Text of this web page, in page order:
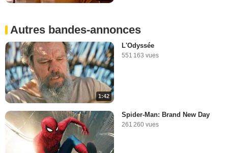
Autres bandes-annonces
1:42
L'Odyssée
551 163 vues
Spider-Man: Brand New Day
261 260 vues